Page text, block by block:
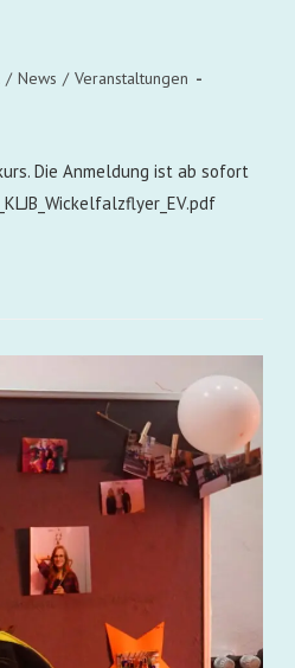
/ News / Veranstaltungen
Die Anmeldung ist ab sofort